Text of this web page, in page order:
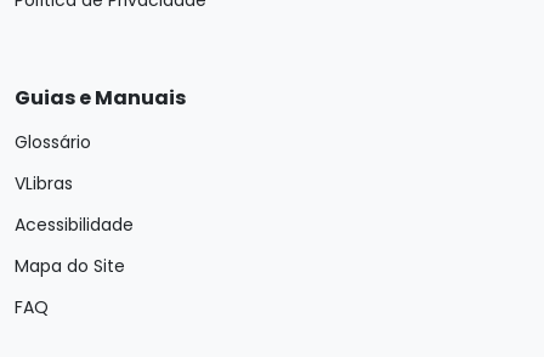
Guias e Manuais
Glossário
VLibras
Acessibilidade
Mapa do Site
FAQ